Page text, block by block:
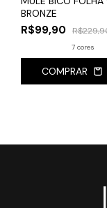
BRONZE
R$99,90
7 cores
COMPRAR